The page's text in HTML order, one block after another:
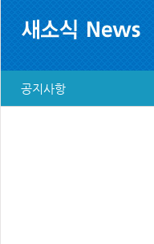
공지사항